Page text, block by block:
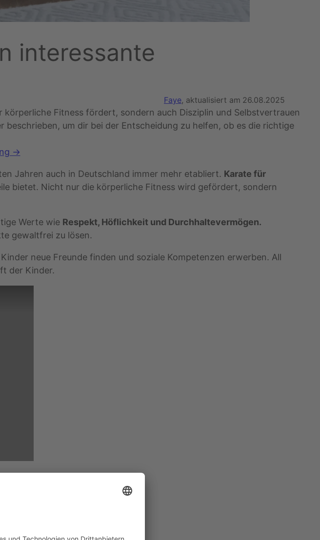
interessante
Faye, aktualisiert am 26.08.2025
Fitness fördert, sondern auch Disziplin und Selbstvertrauen
um dir bei der Entscheidung zu helfen, ob es die richtige
→
Jahren auch in Deutschland immer mehr etabliert. Karate für
bietet. Nicht nur die körperliche Fitness wird gefördert, sondern
Werte wie Respekt, Höflichkeit und Durchhaltevermögen.
gewaltfrei zu lösen.
neue Freunde finden und soziale Kompetenzen erwerben. All
der Kinder.